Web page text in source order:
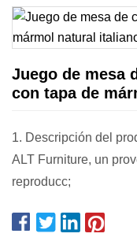
Juego de mesa
con tapa de
1. Descripción del
ALT Furniture, un
reproducc;